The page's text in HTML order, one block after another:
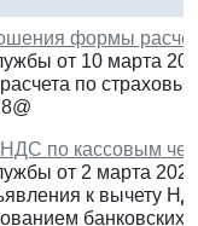
формы
от 10 марта
по
по кассовым
от 2 марта
к вычету
банковских